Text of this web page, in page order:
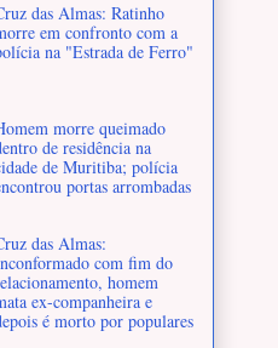
das Almas: Ratinho
em confronto com a
na "Estrada de Ferro"
morre queimado
de residência na
de Muritiba; polícia
portas arrombadas
das Almas:
com fim do
homem
ex-companheira e
é morto por populares